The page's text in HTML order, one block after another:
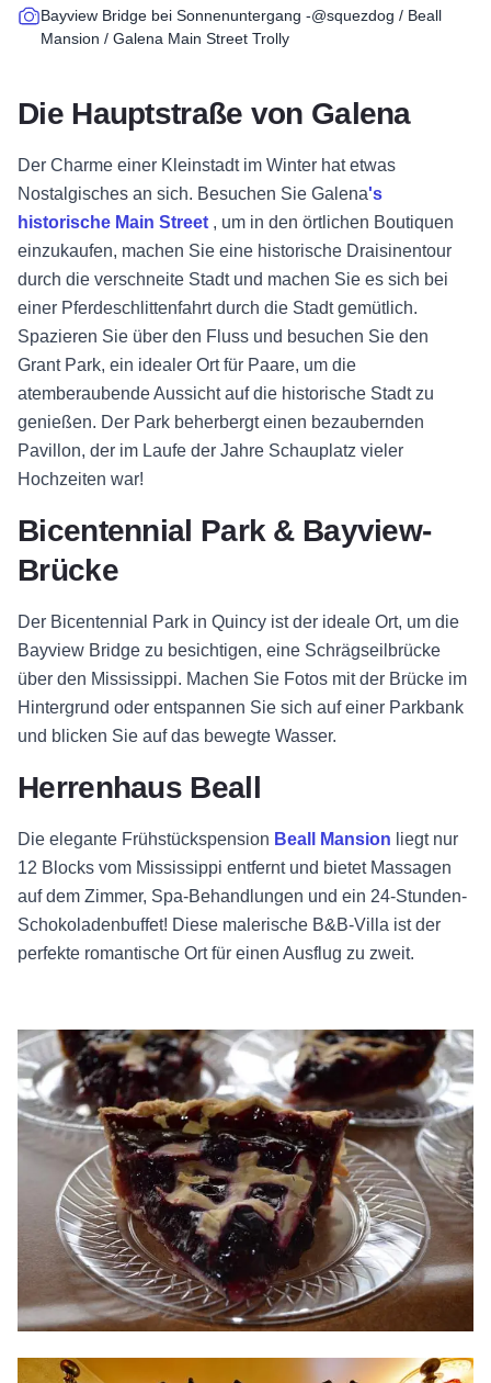
Bayview Bridge bei Sonnenuntergang -@squezdog / Beall
Mansion / Galena Main Street Trolly
Die Hauptstraße von Galena
Der Charme einer Kleinstadt im Winter hat etwas
Nostalgisches an sich. Besuchen Sie Galena's
historische Main Street , um in den örtlichen Boutiquen
einzukaufen, machen Sie eine historische Draisinentour
durch die verschneite Stadt und machen Sie es sich bei
einer Pferdeschlittenfahrt durch die Stadt gemütlich.
Spazieren Sie über den Fluss und besuchen Sie den
Grant Park, ein idealer Ort für Paare, um die
atemberaubende Aussicht auf die historische Stadt zu
genießen. Der Park beherbergt einen bezaubernden
Pavillon, der im Laufe der Jahre Schauplatz vieler
Hochzeiten war!
Bicentennial Park & Bayview-
Brücke
Der Bicentennial Park in Quincy ist der ideale Ort, um die
Bayview Bridge zu besichtigen, eine Schrägseilbrücke
über den Mississippi. Machen Sie Fotos mit der Brücke im
Hintergrund oder entspannen Sie sich auf einer Parkbank
und blicken Sie auf das bewegte Wasser.
Herrenhaus Beall
Die elegante Frühstückspension Beall Mansion liegt nur
12 Blocks vom Mississippi entfernt und bietet Massagen
auf dem Zimmer, Spa-Behandlungen und ein 24-Stunden-
Schokoladenbuffet! Diese malerische B&B-Villa ist der
perfekte romantische Ort für einen Ausflug zu zweit.